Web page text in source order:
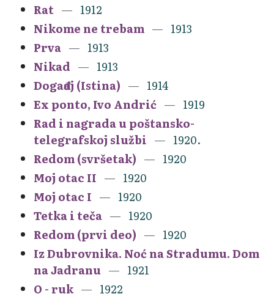
Rat
1912
Nikome ne trebam
1913
Prva
1913
Nikad
1913
Događaj (Istina)
1914
Ex ponto, Ivo Andrić
1919
Rad i nagrada u poštansko-
telegrafskoj službi
1920.
Redom (svršetak)
1920
Moj otac II
1920
Moj otac I
1920
Tetka i teča
1920
Redom (prvi deo)
1920
Iz Dubrovnika. Noć na Stradumu. Dom
na Jadranu
1921
O - ruk
1922